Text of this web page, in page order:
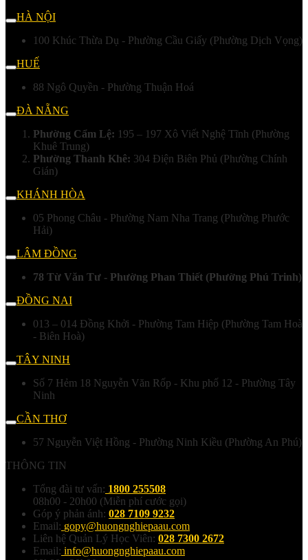
HÀ NỘI
100 Khúc Thừa Dụ - Phường Cầu Giấy (Phường Dịch Vọng)
HUẾ
88 Ngô Quyền - Phường Thuận Hoá
ĐÀ NẴNG
Phường Cẩm Lệ: 195 – 197 Xô Viết Nghệ Tĩnh (Phường
Khuê Trung)
Phường Thanh Khê: 304 Điện Biên Phủ (Phường Chính
Gián)
KHÁNH HÒA
05 Phong Châu - Phường Nam Nha Trang (Phường Phước
Hải)
LÂM ĐỒNG
78 Từ Văn Tư - Phường Phan Thiết (Phường Phú Trinh)
ĐỒNG NAI
013 – 014 Đồng Khởi - Phường Tam Hiệp (Phường Tam Hoà
- Biên Hoà)
TÂY NINH
Số 7 Hẻm 18 Nguyễn Văn Rốp - Khu phố 12 - Phường Tây
Ninh
CẦN THƠ
57 Nguyễn Việt Hồng - Phường Ninh Kiều (Phường An Phú)
THÔNG TIN
Tổng đài tư vấn: 1800 255508
08h00 - 20h00 (Miễn phí cước gọi)
Góp ý phản ánh: 028 7109 9232
Email: gopy@huongnghiepaau.com
Liên hệ Quản Lý Học Viên: 028 7300 2672
Email: info@huongnghiepaau.com